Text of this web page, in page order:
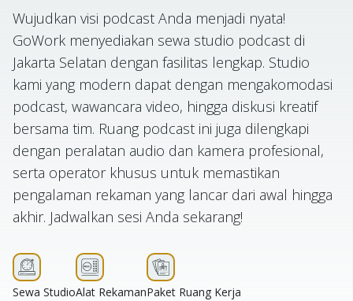
Wujudkan visi podcast Anda menjadi nyata!
GoWork menyediakan sewa studio podcast di
Jakarta Selatan dengan fasilitas lengkap. Studio
kami yang modern dapat dengan mengakomodasi
podcast, wawancara video, hingga diskusi kreatif
bersama tim. Ruang podcast ini juga dilengkapi
dengan peralatan audio dan kamera profesional,
serta operator khusus untuk memastikan
pengalaman rekaman yang lancar dari awal hingga
akhir. Jadwalkan sesi Anda sekarang!
Sewa StudioAlat RekamanPaket Ruang Kerja